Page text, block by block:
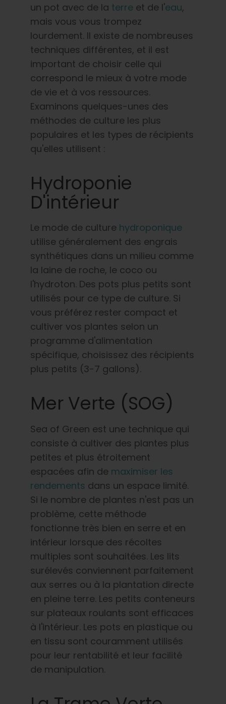
un pot avec de la terre et de l'eau,
mais vous vous trompez
lourdement. Il existe de nombreuses
techniques différentes, et il est
important de choisir celle qui
correspond le mieux à votre mode
de vie et à vos ressources.
Examinons quelques-unes des
méthodes de culture les plus
populaires et les types de récipients
qu'elles utilisent :
Hydroponie
D'intérieur
Le mode de culture hydroponique
utilise généralement des engrais
synthétiques dans un milieu comme
la laine de roche, le coco ou
l'hydroton. Des pots plus petits sont
utilisés pour ce type de culture. Si
vous préférez rester compact et
cultiver vos plantes selon un
programme d'alimentation
spécifique, choisissez des récipients
plus petits (3-7 gallons).
Mer Verte (SOG)
Sea of Green est une technique qui
consiste à cultiver des plantes plus
petites et plus étroitement
espacées afin de maximiser les
rendements dans un espace limité.
Si le nombre de plantes n'est pas un
problème, cette méthode
fonctionne très bien en serre et en
intérieur lorsque des récoltes
multiples sont souhaitées. Les lits
surélevés conviennent parfaitement
aux serres ou à la plantation directe
en pleine terre. Les petits conteneurs
sur plateaux roulants sont efficaces
à l'intérieur. Les pots en plastique ou
en tissu sont couramment utilisés
pour leur rentabilité et leur facilité
de manipulation.